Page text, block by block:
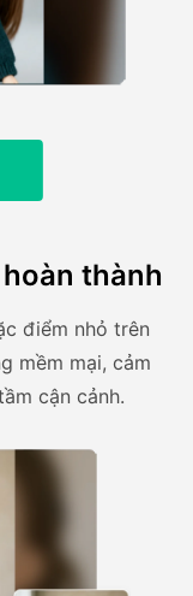
thành
điểm nhỏ trên
mềm mại, cảm
cận cảnh.